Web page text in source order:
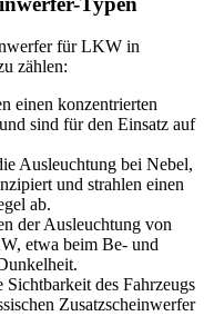
für LKW in
zählen:
einen konzentrierten
sind für den Einsatz auf
Ausleuchtung bei Nebel,
und strahlen einen
ab.
der Ausleuchtung von
etwa beim Be- und
Sichtbarkeit des Fahrzeugs
Zusatzscheinwerfer